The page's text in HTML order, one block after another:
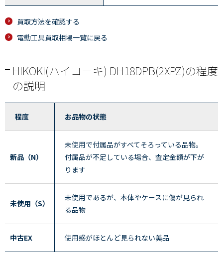
買取方法を確認する
電動工具買取相場一覧に戻る
HIKOKI(ハイコーキ) DH18DPB(2XPZ)の程度
の説明
程度 お品物の状態
新品（N）
未使用で付属品がすべてそろっている品物。
付属品が不足している場合、査定金額が下が
ります
未使用（S）
未使用であるが、本体やケースに傷が見られ
る品物
中古EX 使用感がほとんど見られない美品